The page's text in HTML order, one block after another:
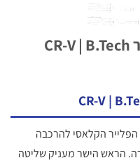
הקלאסי להרכבה
הישר מעניק שליטה